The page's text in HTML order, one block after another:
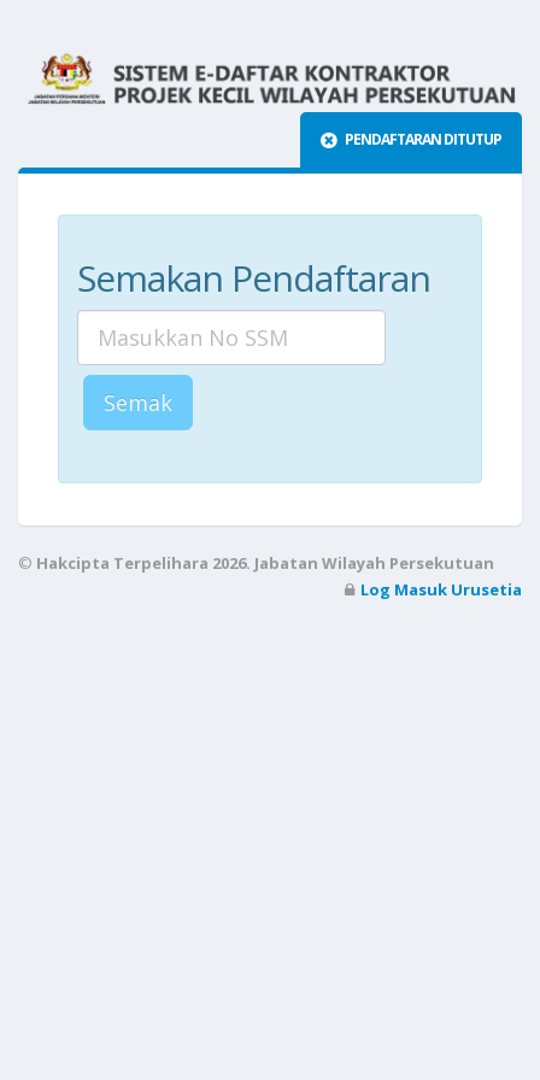
PENDAFTARAN DITUTUP
Semakan Pendaftaran
© Hakcipta Terpelihara 2026. Jabatan Wilayah Persekutuan
Log Masuk Urusetia